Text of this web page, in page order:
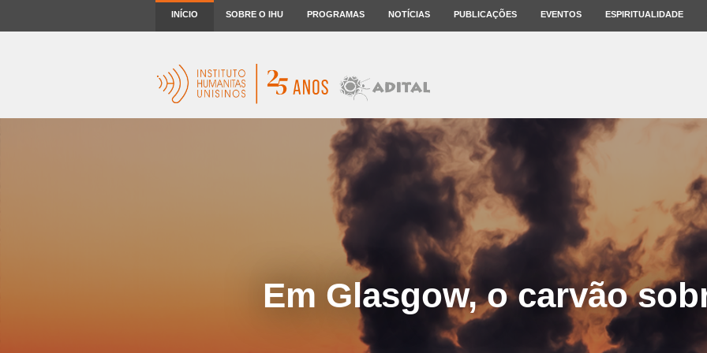
INÍCIO SOBRE O IHU PROGRAMAS NOTÍCIAS PUBLICAÇÕES EVENTOS ESPIRITUALIDADE
Em Glasgow, o carvão